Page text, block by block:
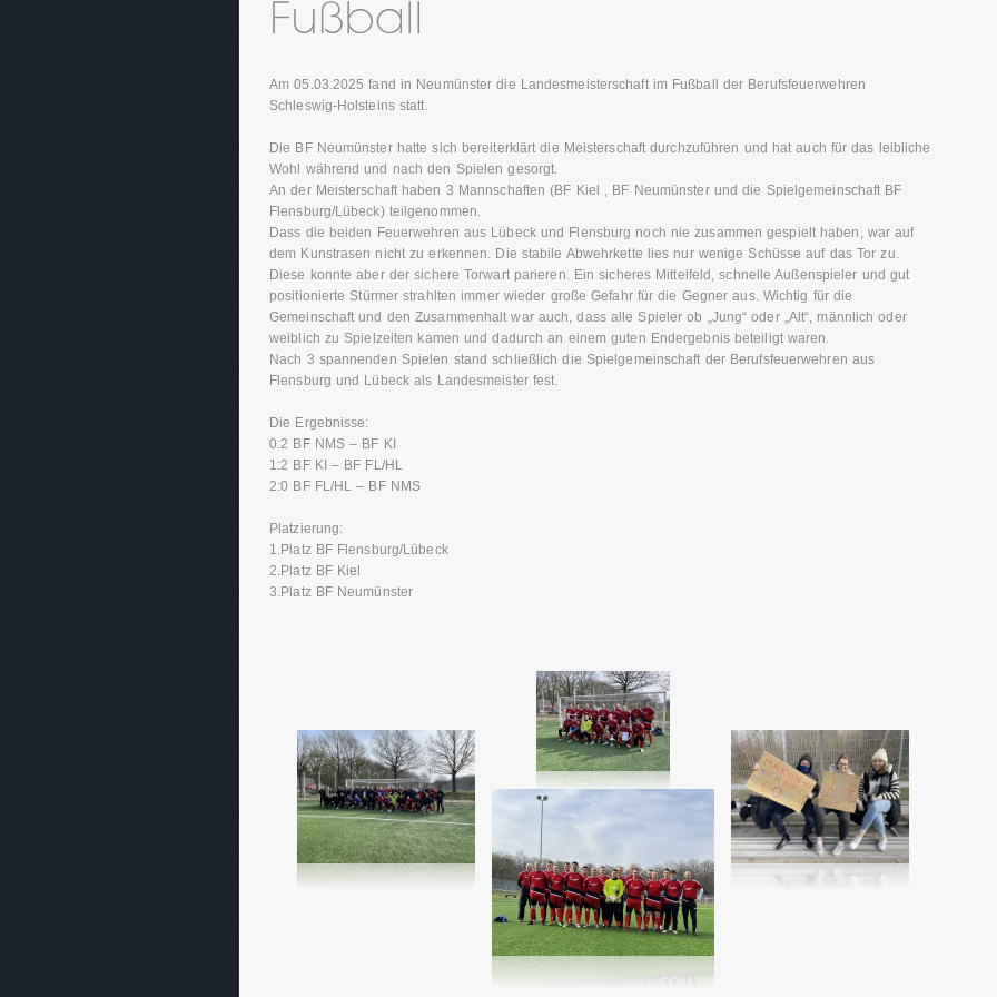
Am 05.03.2025 fand in Neumünster die Landesmeisterschaft im Fußball der Berufsfeuerwehren
Schleswig-Holsteins statt.
Die BF Neumünster hatte sich bereiterklärt die Meisterschaft durchzuführen und hat auch für das leibliche
Wohl während und nach den Spielen gesorgt.
An der Meisterschaft haben 3 Mannschaften (BF Kiel , BF Neumünster und die Spielgemeinschaft BF
Flensburg/Lübeck) teilgenommen.
Dass die beiden Feuerwehren aus Lübeck und Flensburg noch nie zusammen gespielt haben, war auf
dem Kunstrasen nicht zu erkennen. Die stabile Abwehrkette lies nur wenige Schüsse auf das Tor zu.
Diese konnte aber der sichere Torwart parieren. Ein sicheres Mittelfeld, schnelle Außenspieler und gut
positionierte Stürmer strahlten immer wieder große Gefahr für die Gegner aus. Wichtig für die
Gemeinschaft und den Zusammenhalt war auch, dass alle Spieler ob „Jung“ oder „Alt“, männlich oder
weiblich zu Spielzeiten kamen und dadurch an einem guten Endergebnis beteiligt waren.
Nach 3 spannenden Spielen stand schließlich die Spielgemeinschaft der Berufsfeuerwehren aus
Flensburg und Lübeck als Landesmeister fest.
Die Ergebnisse:
0:2 BF NMS – BF KI
1:2 BF KI – BF FL/HL
2:0 BF FL/HL – BF NMS
Platzierung:
1.Platz BF Flensburg/Lübeck
2.Platz BF Kiel
3.Platz BF Neumünster